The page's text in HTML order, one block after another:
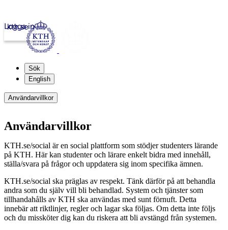
kth.se
Logga in
Sök
English
Användarvillkor
Användarvillkor
KTH.se/social är en social plattform som stödjer studenters lärande
på KTH. Här kan studenter och lärare enkelt bidra med innehåll,
ställa/svara på frågor och uppdatera sig inom specifika ämnen.
KTH.se/social ska präglas av respekt. Tänk därför på att behandla
andra som du själv vill bli behandlad. System och tjänster som
tillhandahålls av KTH ska användas med sunt förnuft. Detta
innebär att riktlinjer, regler och lagar ska följas. Om detta inte följs
och du missköter dig kan du riskera att bli avstängd från systemen.